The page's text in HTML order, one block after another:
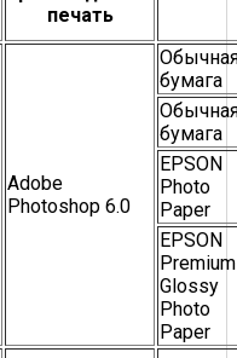
печать
Adobe
Photoshop 6.0
бумага
бумага
EPSON
Photo
Paper
EPSON
Premium
Glossy
Photo
Paper